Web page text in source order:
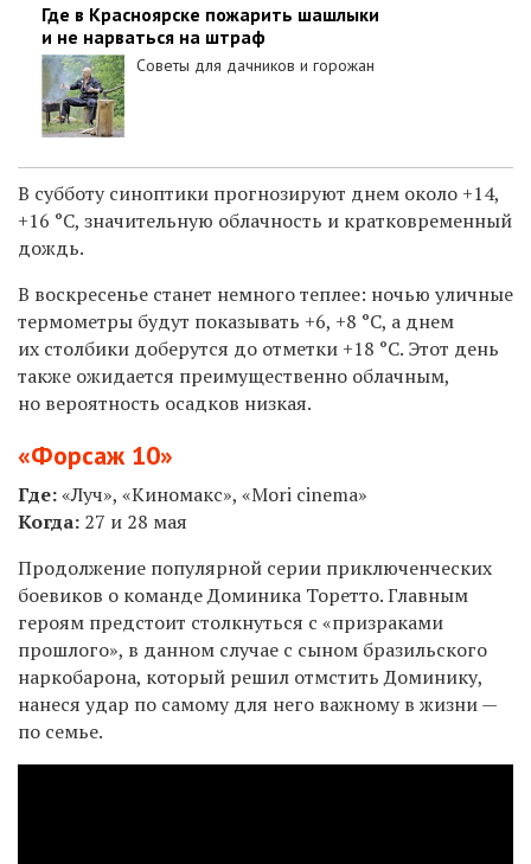
Где в Красноярске пожарить шашлыки
и не нарваться на штраф
Советы для дачников и горожан
В субботу синоптики прогнозируют днем около +14,
+16 °C, значительную облачность и кратковременный
дождь.
В воскресенье станет немного теплее: ночью уличные
термометры будут показывать +6, +8 °C, а днем
их столбики доберутся до отметки +18 °C. Этот день
также ожидается преимущественно облачным,
но вероятность осадков низкая.
«Форсаж 10»
Где:«Луч», «Киномакс», «Mori cinema»
Когда: 27 и 28 мая
Продолжение популярной серии приключенческих
боевиков о команде Доминика Торетто. Главным
героям предстоит столкнуться с «призраками
прошлого», в данном случае с сыном бразильского
наркобарона, который решил отмстить Доминику,
нанеся удар по самому для него важному в жизни —
по семье.